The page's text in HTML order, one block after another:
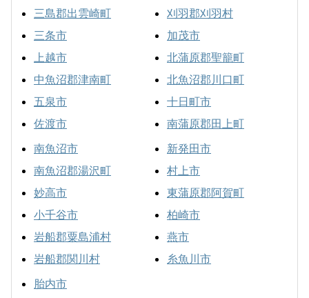
三島郡出雲崎町
三条市
上越市
中魚沼郡津南町
五泉市
佐渡市
刈羽郡刈羽村
加茂市
北蒲原郡聖籠町
北魚沼郡川口町
十日町市
南蒲原郡田上町
南魚沼市
南魚沼郡湯沢町
妙高市
小千谷市
岩船郡粟島浦村
岩船郡関川村
新発田市
村上市
東蒲原郡阿賀町
柏崎市
燕市
糸魚川市
胎内市